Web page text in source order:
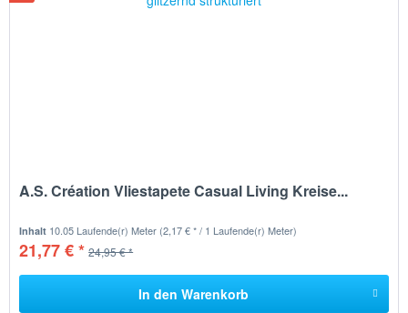
A.S. Création Vliestapete Casual Living Kreise...
Inhalt 10.05 Laufende(r) Meter (2,17 € * / 1 Laufende(r) Meter)
21,77 € * 24,95 € *
In den Warenkorb